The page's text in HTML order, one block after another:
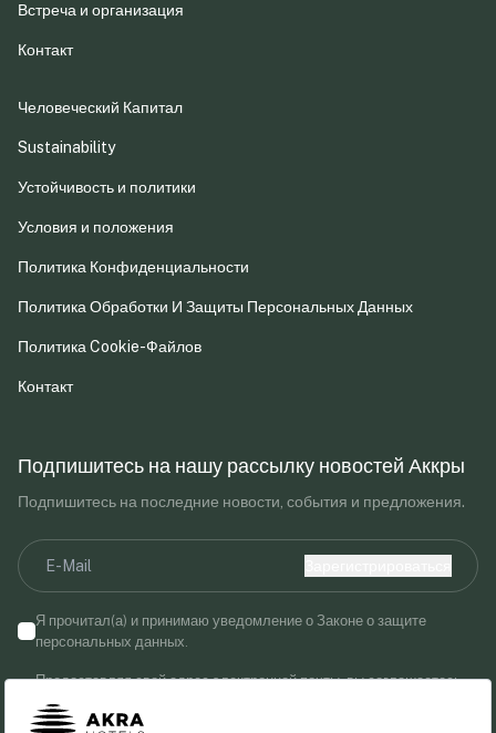
Встреча и организация
Контакт
Человеческий Капитал
Sustainability
Устойчивость и политики
Условия и положения
Политика Конфиденциальности
Политика Обработки И Защиты Персональных Данных
Политика Cookie-Файлов
Контакт
Подпишитесь на нашу рассылку новостей Аккры
Подпишитесь на последние новости, события и предложения.
Я прочитал(а) и принимаю уведомление о Законе о защите
персональных данных.
Предоставляя свой адрес электронной почты, вы соглашаетесь
получать маркетинговые сообщения от Akra Hotels.